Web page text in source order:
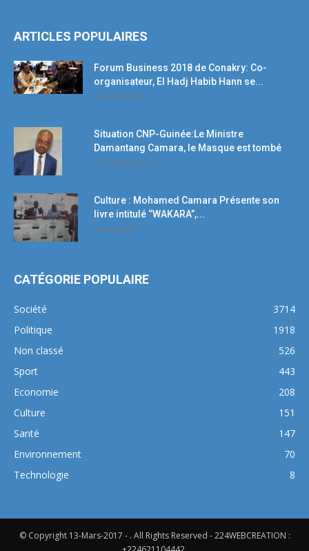
ARTICLES POPULAIRES
Forum Business 2018 de Conakry: Co-
organisateur, El Hadj Habib Hann se...
19 avril 2018
Situation CNP-Guinée:Le Ministre
Damantang Camara, le Masque est tombé
11 octobre 2017
Culture : Mohamed Camara Présente son
livre intitulé ‘’WAKARA’’,...
5 mars 2018
CATÉGORIE POPULAIRE
Société
3714
Politique
1918
Non classé
526
Sport
443
Economie
208
Culture
151
Santé
147
Environnement
70
Technologie
8
© Copyright 13-Mars-2017 - . All Rights Reserved - 224WEBCREATION :